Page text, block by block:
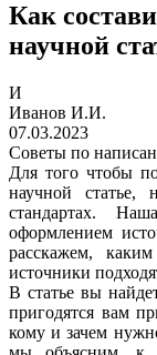
Как
научной
И
Иванов И.И.
07.03.2023
Советы по
Для того чтобы
научной статье,
стандартах.
оформлением
расскажем,
источники
В статье вы
пригодятся вам
кому и зачем